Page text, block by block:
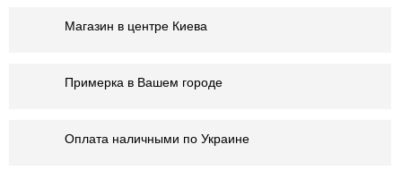
Магазин в центре Киева
Примерка в Вашем городе
Оплата наличными по Украине